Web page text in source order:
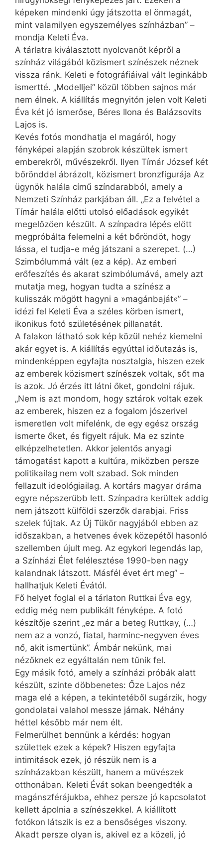
képeken mindenki úgy játszotta el önmagát,
mint valamilyen egyszemélyes színházban” –
mondja Keleti Éva.
A tárlatra kiválasztott nyolcvanöt képről a
színház világából közismert színészek néznek
vissza ránk. Keleti e fotográfiáival vált leginkább
ismertté. „Modelljei” közül többen sajnos már
nem élnek. A kiállítás megnyitón jelen volt Keleti
Éva két jó ismerőse, Béres Ilona és Balázsovits
Lajos is.
Kevés fotós mondhatja el magáról, hogy
fényképei alapján szobrok készültek ismert
emberekről, művészekről. Ilyen Tímár József két
bőrönddel ábrázolt, közismert bronzfigurája Az
ügynök halála című színdarabból, amely a
Nemzeti Színház parkjában áll. „Ez a felvétel a
Tímár halála előtti utolsó előadások egyikét
megelőzően készült. A színpadra lépés előtt
megpróbálta felemelni a két bőröndöt, hogy
lássa, el tudja-e még játszani a szerepet. (…)
Szimbólummá vált (ez a kép). Az emberi
erőfeszítés és akarat szimbólumává, amely azt
mutatja meg, hogyan tudta a színész a
kulisszák mögött hagyni a »magánbaját«” –
idézi fel Keleti Éva a széles körben ismert,
ikonikus fotó születésének pillanatát.
A falakon látható sok kép közül nehéz kiemelni
akár egyet is. A kiállítás egyúttal időutazás is,
mindenképpen egyfajta nosztalgia, hiszen ezek
az emberek közismert színészek voltak, sőt ma
is azok. Jó érzés itt látni őket, gondolni rájuk.
„Nem is azt mondom, hogy sztárok voltak ezek
az emberek, hiszen ez a fogalom jószerivel
ismeretlen volt mifelénk, de egy egész ország
ismerte őket, és figyelt rájuk. Ma ez szinte
elképzelhetetlen. Akkor jelentős anyagi
támogatást kapott a kultúra, miközben persze
politikailag nem volt szabad. Sok minden
fellazult ideológiailag. A kortárs magyar dráma
egyre népszerűbb lett. Színpadra kerültek addig
nem játszott külföldi szerzők darabjai. Friss
szelek fújtak. Az Új Tükör nagyjából ebben az
időszakban, a hetvenes évek közepétől hasonló
szellemben újult meg. Az egykori legendás lap,
a Színházi Élet felélesztése 1990-ben nagy
kalandnak látszott. Másfél évet ért meg” –
hallhatjuk Keleti Évától.
Fő helyet foglal el a tárlaton Ruttkai Éva egy,
eddig még nem publikált fényképe. A fotó
készítője szerint „ez már a beteg Ruttkay, (…)
nem az a vonzó, fiatal, harminc-negyven éves
nő, akit ismertünk”. Ámbár nekünk, mai
nézőknek ez egyáltalán nem tűnik fel.
Egy másik fotó, amely a színházi próbák alatt
készült, szinte döbbenetes: Őze Lajos néz
maga elé a képen, a tekintetéből sugárzik, hogy
gondolatai valahol messze járnak. Néhány
héttel később már nem élt.
Felmerülhet bennünk a kérdés: hogyan
születtek ezek a képek? Hiszen egyfajta
intimitások ezek, jó részük nem is a
színházakban készült, hanem a művészek
otthonában. Keleti Évát sokan beengedték a
magánszférájukba, ehhez persze jó kapcsolatot
kellett ápolnia a színészekkel. A kiállított
fotókon látszik is ez a bensőséges viszony.
Akadt persze olyan is, akivel ez a közeli, jó